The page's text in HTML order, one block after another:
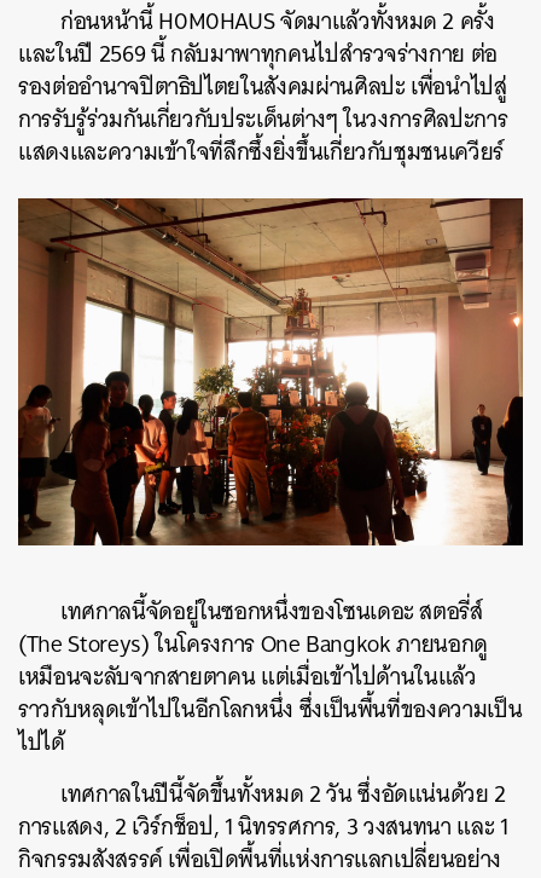
ก่อนหน้านี้ H0M0HAUS จัดมาแล้วทั้งหมด 2 ครั้ง
และในปี 2569 นี้ กลับมาพาทุกคนไปสำรวจร่างกาย ต่อ
รองต่ออำนาจปิตาธิปไตยในสังคมผ่านศิลปะ เพื่อนำไปสู่
การรับรู้ร่วมกันเกี่ยวกับประเด็นต่างๆ ในวงการศิลปะการ
แสดงและความเข้าใจที่ลึกซึ้งยิ่งขึ้นเกี่ยวกับชุมชนเควียร์
เทศกาลนี้จัดอยู่ในซอกหนึ่งของโซนเดอะ สตอรี่ส์
(The Storeys) ในโครงการ One Bangkok ภายนอกดู
เหมือนจะลับจากสายตาคน แต่เมื่อเข้าไปด้านในแล้ว
ราวกับหลุดเข้าไปในอีกโลกหนึ่ง ซึ่งเป็นพื้นที่ของความเป็น
ไปได้
เทศกาลในปีนี้จัดขึ้นทั้งหมด 2 วัน ซึ่งอัดแน่นด้วย 2
การแสดง, 2 เวิร์กช็อป, 1 นิทรรศการ, 3 วงสนทนา และ 1
กิจกรรมสังสรรค์ เพื่อเปิดพื้นที่แห่งการแลกเปลี่ยนอย่าง